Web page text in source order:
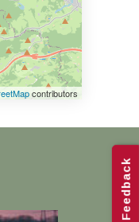
contributors
Feedback